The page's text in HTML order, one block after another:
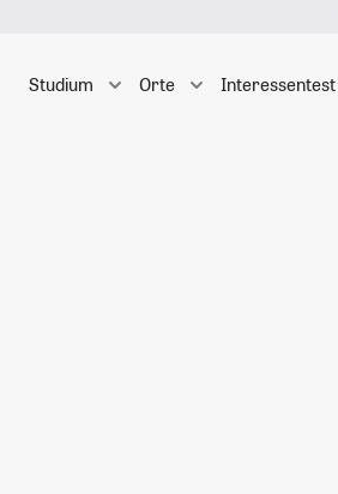
Studium Orte Interessentest